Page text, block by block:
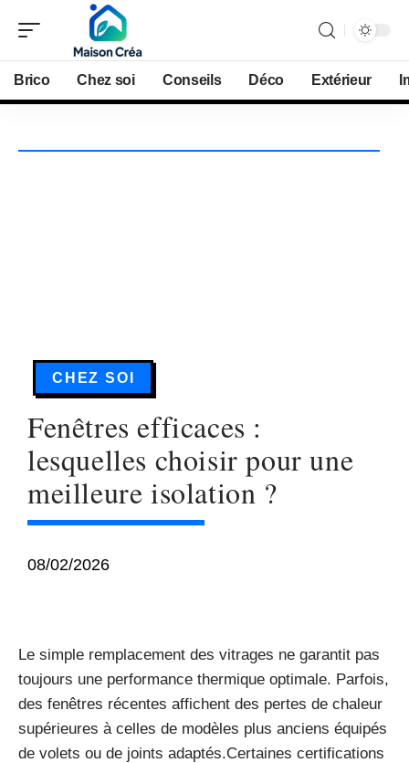
Brico Chez soi Conseils Déco Extérieur
CHEZ SOI
Fenêtres efficaces :
lesquelles choisir pour une
meilleure isolation ?
08/02/2026
Le simple remplacement des vitrages ne garantit pas
toujours une performance thermique optimale. Parfois,
des fenêtres récentes affichent des pertes de chaleur
supérieures à celles de modèles plus anciens équipés
de volets ou de joints adaptés.Certaines certifications